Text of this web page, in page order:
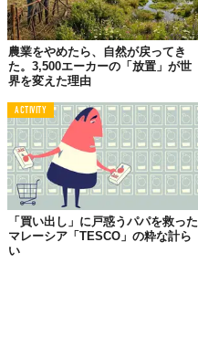
農業をやめたら、自然が戻ってき
た。3,500エーカーの「放置」が世
界を変えた理由
ACTIVITY
「買い出し」に戸惑うパパを救った
マレーシア「TESCO」の粋な計ら
い